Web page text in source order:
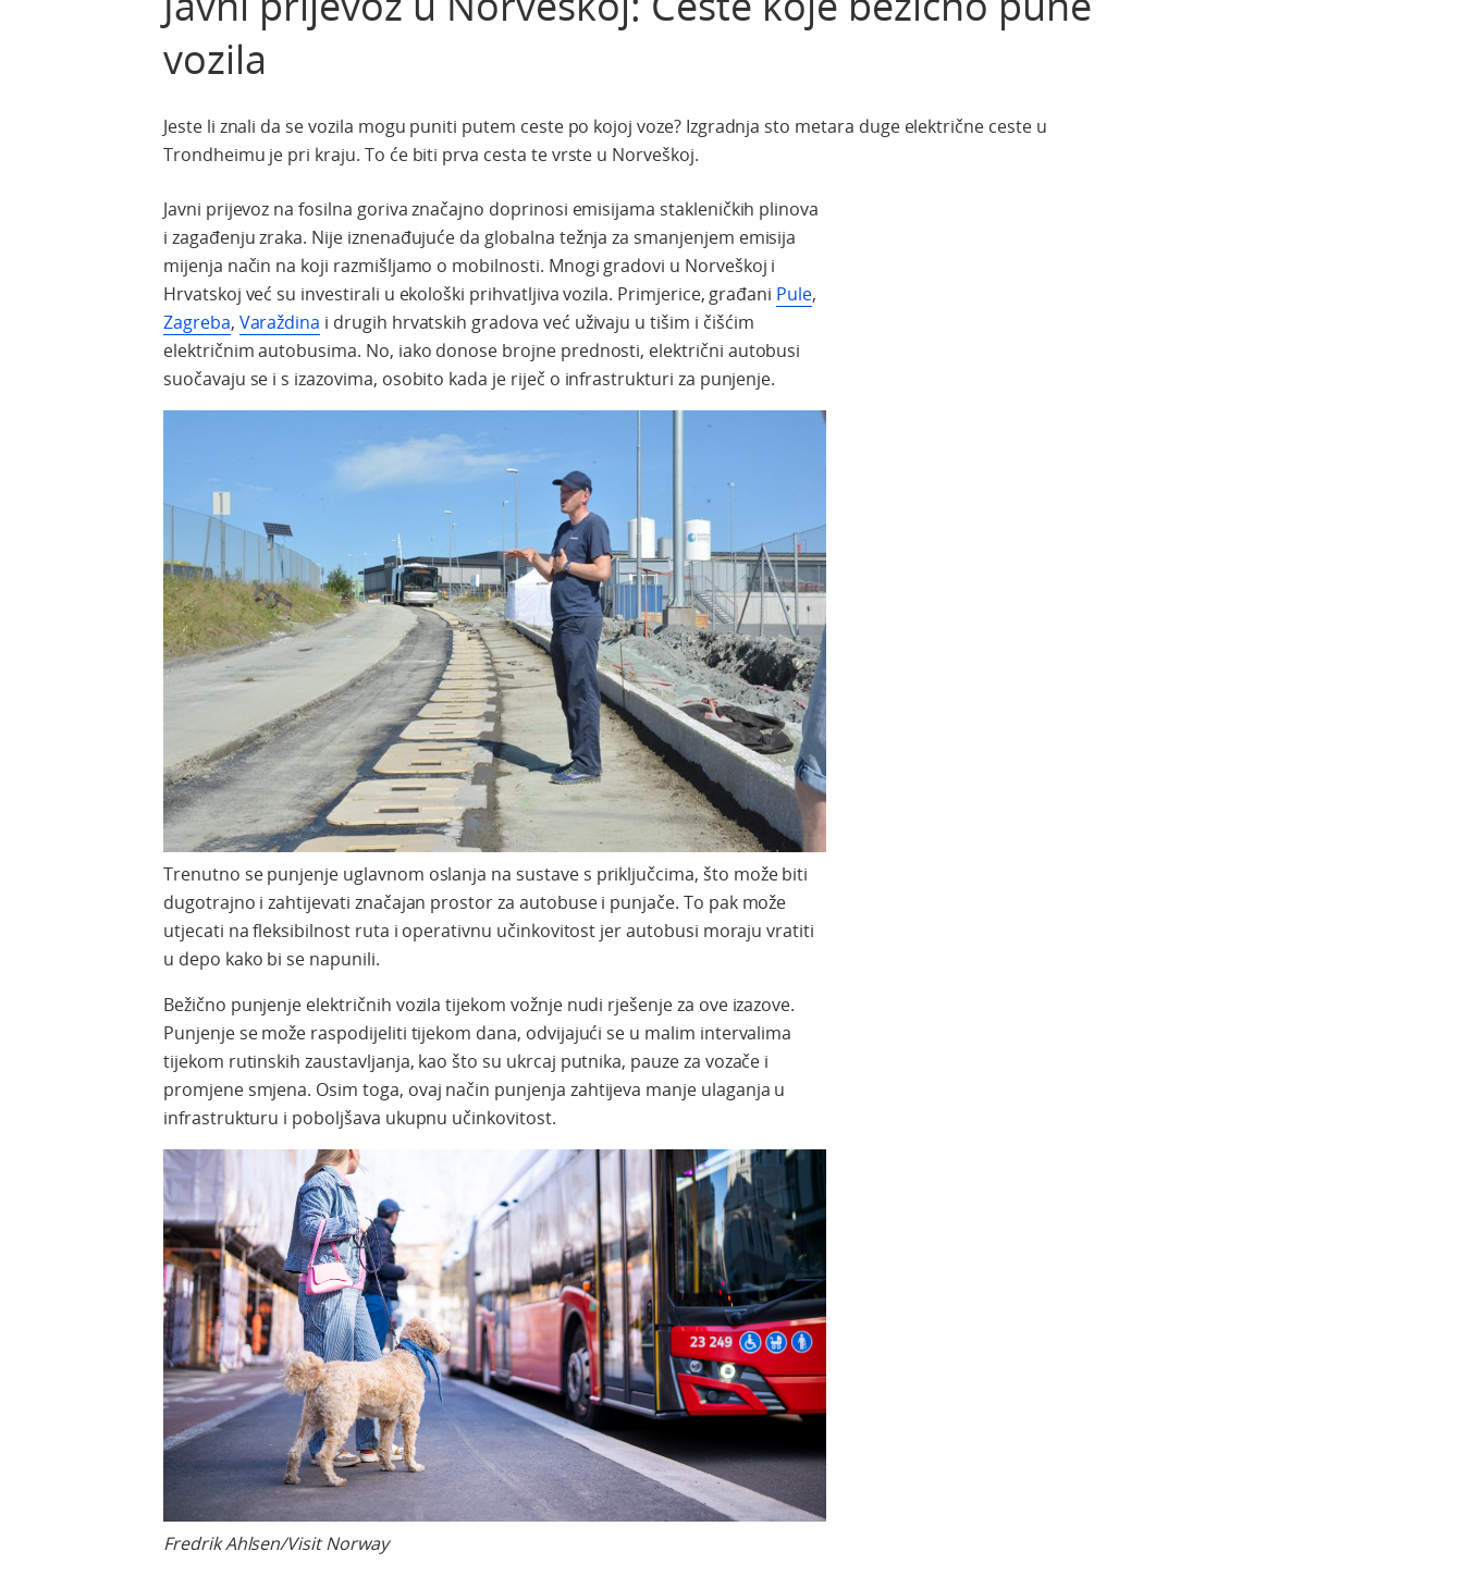
vozila
Jeste li znali da se vozila mogu puniti putem ceste po kojoj voze? Izgradnja sto metara duge električne ceste u
Trondheimu je pri kraju. To će biti prva cesta te vrste u Norveškoj.
Javni prijevoz na fosilna goriva značajno doprinosi emisijama stakleničkih plinova
i zagađenju zraka. Nije iznenađujuće da globalna težnja za smanjenjem emisija
mijenja način na koji razmišljamo o mobilnosti. Mnogi gradovi u Norveškoj i
Hrvatskoj već su investirali u ekološki prihvatljiva vozila. Primjerice, građani Pule,
Zagreba, Varaždina i drugih hrvatskih gradova već uživaju u tišim i čišćim
električnim autobusima. No, iako donose brojne prednosti, električni autobusi
suočavaju se i s izazovima, osobito kada je riječ o infrastrukturi za punjenje.
Trenutno se punjenje uglavnom oslanja na sustave s priključcima, što može biti
dugotrajno i zahtijevati značajan prostor za autobuse i punjače. To pak može
utjecati na fleksibilnost ruta i operativnu učinkovitost jer autobusi moraju vratiti
u depo kako bi se napunili.
Bežično punjenje električnih vozila tijekom vožnje nudi rješenje za ove izazove.
Punjenje se može raspodijeliti tijekom dana, odvijajući se u malim intervalima
tijekom rutinskih zaustavljanja, kao što su ukrcaj putnika, pauze za vozače i
promjene smjena. Osim toga, ovaj način punjenja zahtijeva manje ulaganja u
infrastrukturu i poboljšava ukupnu učinkovitost.
Fredrik Ahlsen/Visit Norway